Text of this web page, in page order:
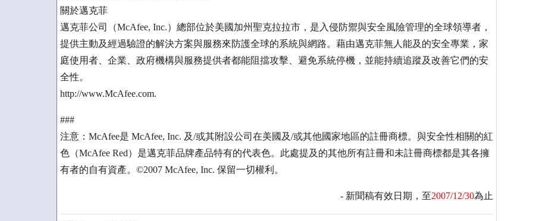
關於邁克菲
邁克菲公司（McAfee, Inc.）總部位於美國加州聖克拉拉市，是入侵防禦與安全風險管理的全球領導者，
提供主動及經過驗證的解決方案與服務來防護全球的系統與網路。藉由邁克菲無人能及的安全專業，家
庭使用者、企業、政府機構與服務提供者都能阻擋攻擊、避免系統停機，並能持續追蹤及改善它們的安
全性。
http://www.McAfee.com.
###
注意：McAfee是 McAfee, Inc. 及/或其附設公司在美國及/或其他國家地區的註冊商標。與安全性相關的紅
色（McAfee Red）是邁克菲品牌產品特有的代表色。此處提及的其他所有註冊和未註冊商標都是其各擁
有者的自有資產。©2007 McAfee, Inc. 保留一切權利。
- 新聞稿有效日期，至2007/12/30為止